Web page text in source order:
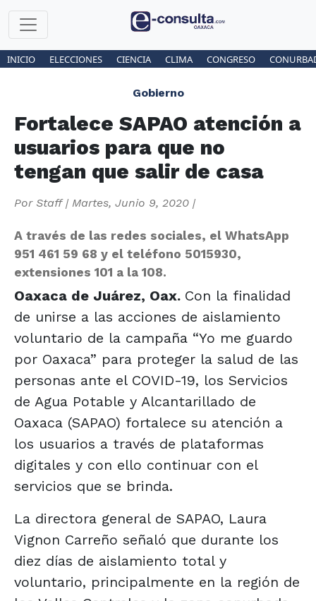
INICIO ELECCIONES CIENCIA CLIMA CONGRESO
Gobierno
Fortalece SAPAO atención a
usuarios para que no
tengan que salir de casa
Por Staff| Martes, Junio 9, 2020 |
A través de las redes sociales, el WhatsApp
951 461 59 68 y el teléfono 5015930,
extensiones 101 a la 108.
Oaxaca de Juárez, Oax. Con la finalidad
de unirse a las acciones de aislamiento
voluntario de la campaña “Yo me guardo
por Oaxaca” para proteger la salud de las
personas ante el COVID-19, los Servicios
de Agua Potable y Alcantarillado de
Oaxaca (SAPAO) fortalece su atención a
los usuarios a través de plataformas
digitales y con ello continuar con el
servicios que se brinda.
La directora general de SAPAO, Laura
Vignon Carreño señaló que durante los
diez días de aislamiento total y
voluntario, principalmente en la región de